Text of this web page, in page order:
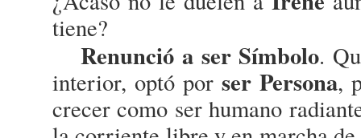
tiene?
Renunció a ser Símbolo.
interior, optó por ser Persona,
crecer como ser humano